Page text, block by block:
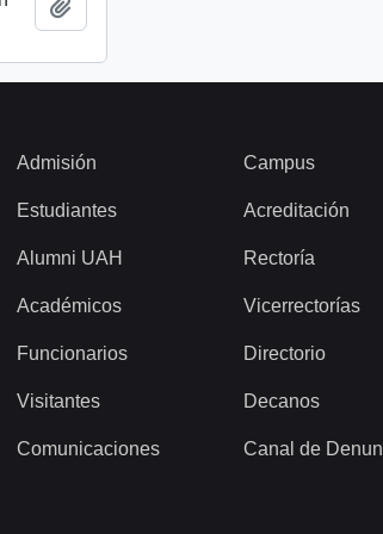
Admisión
Estudiantes
Alumni UAH
Académicos
Funcionarios
Visitantes
Comunicaciones
Campus
Acreditación
Rectoría
Vicerrectorías
Directorio
Decanos
Canal de